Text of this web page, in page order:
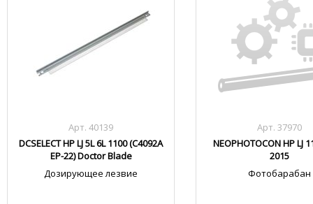
Арт. 40139
DCSELECT HP LJ 5L 6L 1100 (C4092A
EP-22) Doctor Blade
Дозирующее лезвие
Арт. 37970
NEOPHOTOCON HP LJ
2015
Фотобарабан